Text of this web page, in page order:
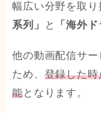
幅広い分野を取
系列」
と 「海外ド
他の動画配信サ
ため、 登録した
能となります。